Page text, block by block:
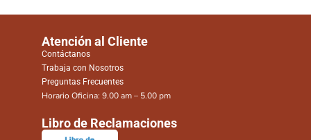
Atención al Cliente
Contáctanos
Trabaja con Nosotros
Preguntas Frecuentes
Horario Oficina: 9.00 am – 5.00 pm
Libro de Reclamaciones